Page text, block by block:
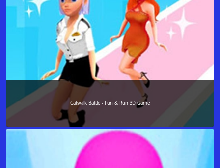
Catwalk Battle - Fun & Run 3D Game